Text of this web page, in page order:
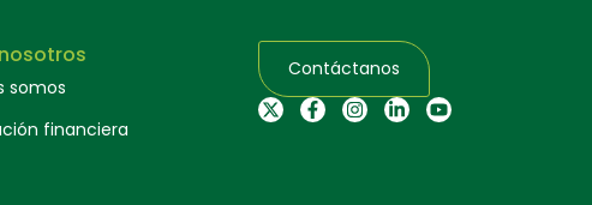
somos
financiera
Contáctanos